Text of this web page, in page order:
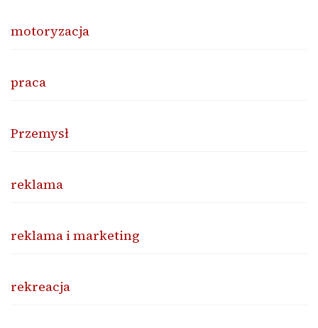
motoryzacja
praca
Przemysł
reklama
reklama i marketing
rekreacja